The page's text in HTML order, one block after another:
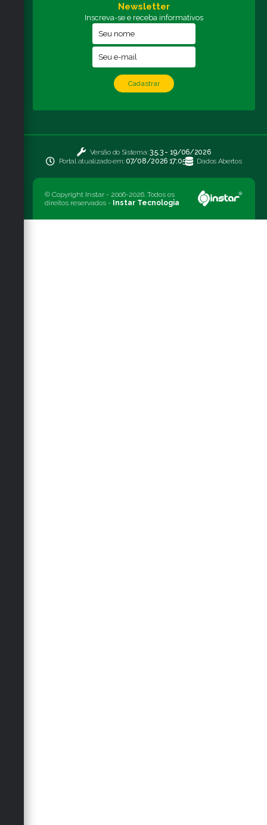
Newsletter
Inscreva-se e receba informativos
Cadastrar
Versão do Sistema:3.5.3 - 19/06/2026
Portal atualizado em: 07/08/2026 17:05 Dados Abertos
© Copyright Instar - 2006-2026. Todos os
direitos reservados - Instar Tecnologia